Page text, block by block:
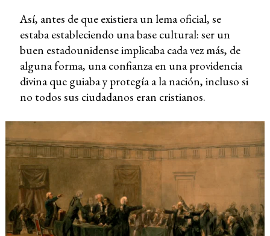
Así, antes de que existiera un lema oficial, se
estaba estableciendo una base cultural: ser un
buen estadounidense implicaba cada vez más, de
alguna forma, una confianza en una providencia
divina que guiaba y protegía a la nación, incluso si
no todos sus ciudadanos eran cristianos.